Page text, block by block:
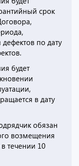
срок
по дату
будет
в дату
обязан
возмещения
течении 10